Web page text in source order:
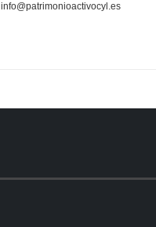
info@patrimonioactivocyl.es